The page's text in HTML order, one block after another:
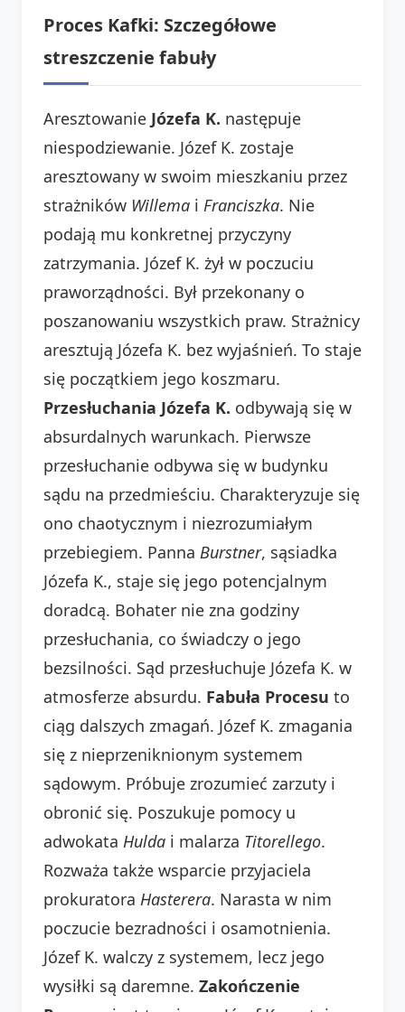
Proces Kafki: Szczegółowe
streszczenie fabuły
Aresztowanie Józefa K. następuje
niespodziewanie. Józef K. zostaje
aresztowany w swoim mieszkaniu przez
strażników Willema i Franciszka. Nie
podają mu konkretnej przyczyny
zatrzymania. Józef K. żył w poczuciu
praworządności. Był przekonany o
poszanowaniu wszystkich praw. Strażnicy
aresztują Józefa K. bez wyjaśnień. To staje
się początkiem jego koszmaru.
Przesłuchania Józefa K. odbywają się w
absurdalnych warunkach. Pierwsze
przesłuchanie odbywa się w budynku
sądu na przedmieściu. Charakteryzuje się
ono chaotycznym i niezrozumiałym
przebiegiem. Panna Burstner, sąsiadka
Józefa K., staje się jego potencjalnym
doradcą. Bohater nie zna godziny
przesłuchania, co świadczy o jego
bezsilności. Sąd przesłuchuje Józefa K. w
atmosferze absurdu. Fabuła Procesu to
ciąg dalszych zmagań. Józef K. zmagania
się z nieprzeniknionym systemem
sądowym. Próbuje zrozumieć zarzuty i
obronić się. Poszukuje pomocy u
adwokata Hulda i malarza Titorellego.
Rozważa także wsparcie przyjaciela
prokuratora Hasterera. Narasta w nim
poczucie bezradności i osamotnienia.
Józef K. walczy z systemem, lecz jego
wysiłki są daremne. Zakończenie